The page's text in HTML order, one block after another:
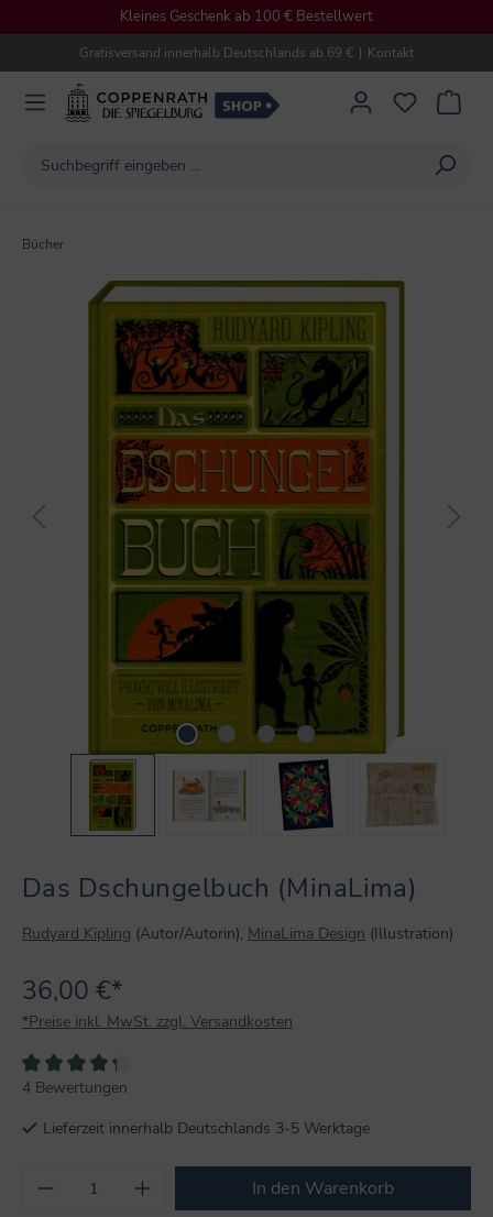
Kleines Geschenk ab 100 € Bestellwert
Gratisversand innerhalb Deutschlands ab 69 € | Kontakt
Bücher
Bildergalerie überspringen
Das Dschungelbuch (MinaLima)
Rudyard Kipling (Autor/Autorin), MinaLima Design (Illustration)
36,00 €*
*Preise inkl. MwSt. zzgl. Versandkosten
Durchschnittliche Bewertung von 4.2 von 5 Sternen
4 Bewertungen
Lieferzeit innerhalb Deutschlands 3-5 Werktage
Produkt Anzahl: Gib den gewünschten
In den Warenkorb